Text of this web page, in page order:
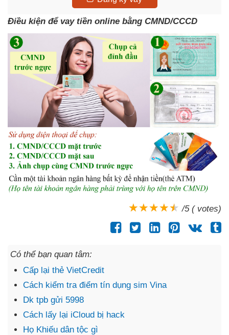
Điều kiện để vay tiền online bằng CMND/CCCD
/5 ( votes)
Có thể bạn quan tâm:
Cấp lại thẻ VietCredit
Cách kiểm tra điểm tín dụng sim Vina
Dk tpb gửi 5998
Cách lấy lại iCloud bị hack
Họ Khiếu dân tộc gì